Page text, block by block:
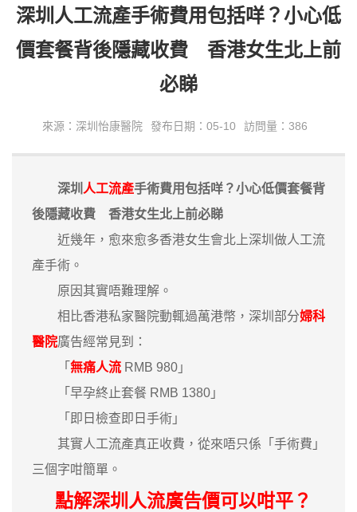
深圳人工流產手術費用包括咩？小心低
價套餐背後隱藏收費 香港女生北上前
必睇
來源：深圳怡康醫院 發布日期：05-10 訪問量：386
深圳 人工流產手術費用包括咩？小心低價套餐背
後隱藏收費 香港女生北上前必睇
近幾年，愈來愈多香港女生會北上深圳做人工流
產手術。
原因其實唔難理解。
相比香港私家醫院動輒過萬港幣，深圳部分婦科
醫院廣告經常見到：
「 無痛人流 RMB 980」
「早孕終止套餐 RMB 1380」
「即日檢查即日手術」
其實人工流產真正收費，從來唔只係「手術費」
三個字咁簡單。
點解深圳人流廣告價可以咁平？